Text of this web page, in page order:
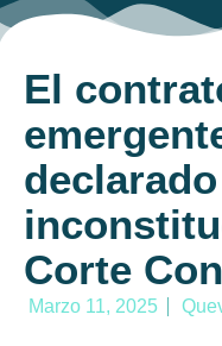
El
declarado
Corte
Marzo 11, 2025